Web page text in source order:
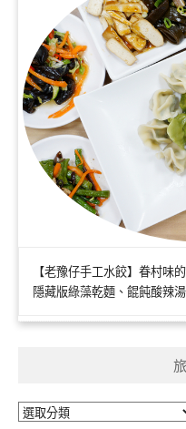
【老豫仔手工水餃】眷村味
隱藏版綠藻乾麵、餛飩酸辣
旅